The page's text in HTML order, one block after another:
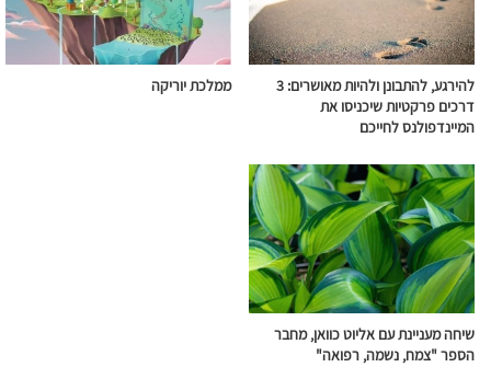
להירגע, להתבונן ולהיות מאושרים: 3
דרכים פרקטיות שיכניסו את
המיינדפולנס לחייכם
ממלכת יוריקה
שיחה מעניינת עם אליוט כוואן, מחבר
הספר "צמח, נשמה, רפואה"